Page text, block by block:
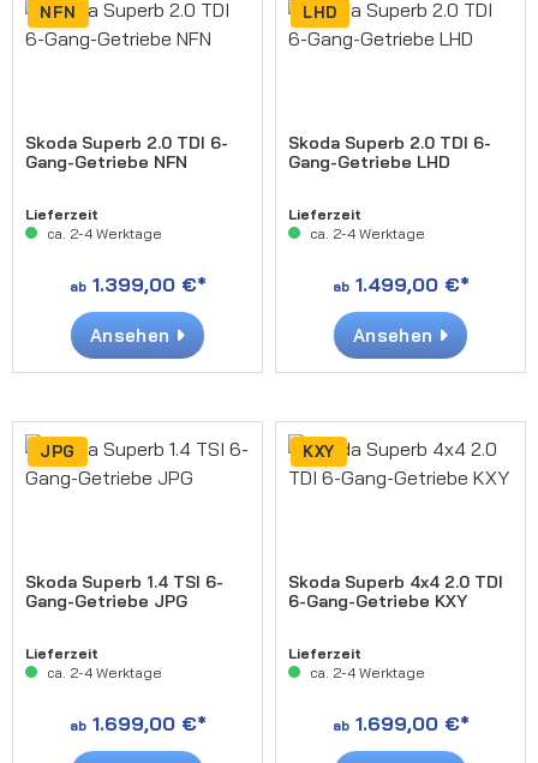
NFN
Skoda Superb 2.0 TDI 6-
Gang-Getriebe NFN
Lieferzeit
ca. 2-4 Werktage
ab1.399,00 €*
Ansehen
LHD
Skoda Superb 2.0 TDI 6-
Gang-Getriebe LHD
Lieferzeit
ca. 2-4 Werktage
ab1.499,00 €*
Ansehen
JPG
Skoda Superb 1.4 TSI 6-
Gang-Getriebe JPG
Lieferzeit
ca. 2-4 Werktage
ab1.699,00 €*
KXY
Skoda Superb 4x4 2.0 TDI
6-Gang-Getriebe KXY
Lieferzeit
ca. 2-4 Werktage
ab1.699,00 €*